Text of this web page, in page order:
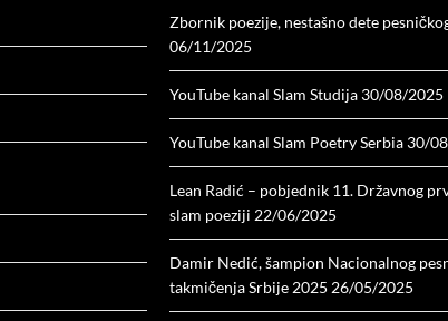
Zbornik poezije, nestašno dete
06/11/2025
YouTube kanal Slam Studija 30/08/2025
YouTube kanal Slam Poetry Serbia 30/
Lean Radić – pobjednik 11. Državnog
slam poeziji 22/06/2025
Damir Nedić, šampion Nacionalnog
takmičenja Srbije 2025 26/05/2025